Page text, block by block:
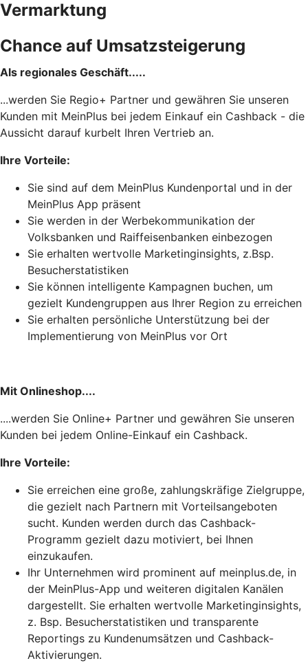
Vermarktung
Chance auf Umsatzsteigerung
Als regionales Geschäft.....
...werden Sie Regio+ Partner und gewähren Sie unseren
Kunden mit MeinPlus bei jedem Einkauf ein Cashback - die
Aussicht darauf kurbelt Ihren Vertrieb an.
Ihre Vorteile:
Sie sind auf dem MeinPlus Kundenportal und in der
MeinPlus App präsent
Sie werden in der Werbekommunikation der
Volksbanken und Raiffeisenbanken einbezogen
Sie erhalten wertvolle Marketinginsights, z.Bsp.
Besucherstatistiken
Sie können intelligente Kampagnen buchen, um
gezielt Kundengruppen aus Ihrer Region zu erreichen
Sie erhalten persönliche Unterstützung bei der
Implementierung von MeinPlus vor Ort
Mit Onlineshop....
....werden Sie Online+ Partner und gewähren Sie unseren
Kunden bei jedem Online-Einkauf ein Cashback.
Ihre Vorteile:
Sie erreichen eine große, zahlungskräfige Zielgruppe,
die gezielt nach Partnern mit Vorteilsangeboten
sucht. Kunden werden durch das Cashback-
Programm gezielt dazu motiviert, bei Ihnen
einzukaufen.
Ihr Unternehmen wird prominent auf meinplus.de, in
der MeinPlus-App und weiteren digitalen Kanälen
dargestellt. Sie erhalten wertvolle Marketinginsights,
z. Bsp. Besucherstatistiken und transparente
Reportings zu Kundenumsätzen und Cashback-
Aktivierungen.